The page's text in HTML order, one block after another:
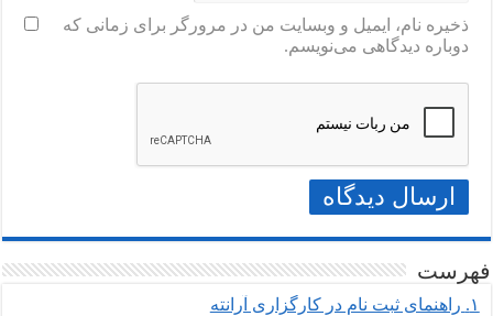
ذخیره نام، ایمیل و وبسایت من در مرورگر برای زمانی که
دوباره دیدگاهی می‌نویسم.
فهرست
۱.
راهنمای ثبت نام در کارگزاری آرانته